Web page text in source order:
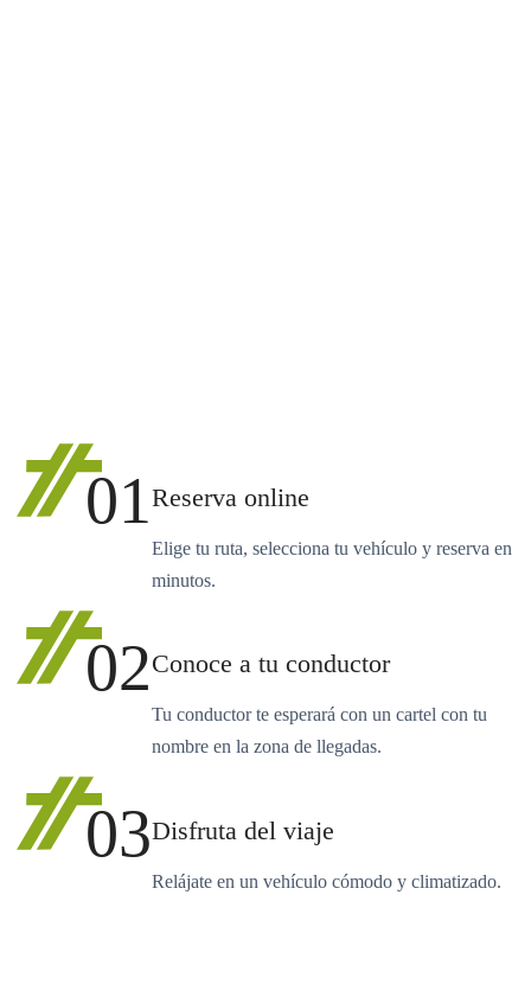
01Reserva online
Elige tu ruta, selecciona tu vehículo y reserva en
minutos.
02Conoce a tu conductor
Tu conductor te esperará con un cartel con tu
nombre en la zona de llegadas.
03Disfruta del viaje
Relájate en un vehículo cómodo y climatizado.